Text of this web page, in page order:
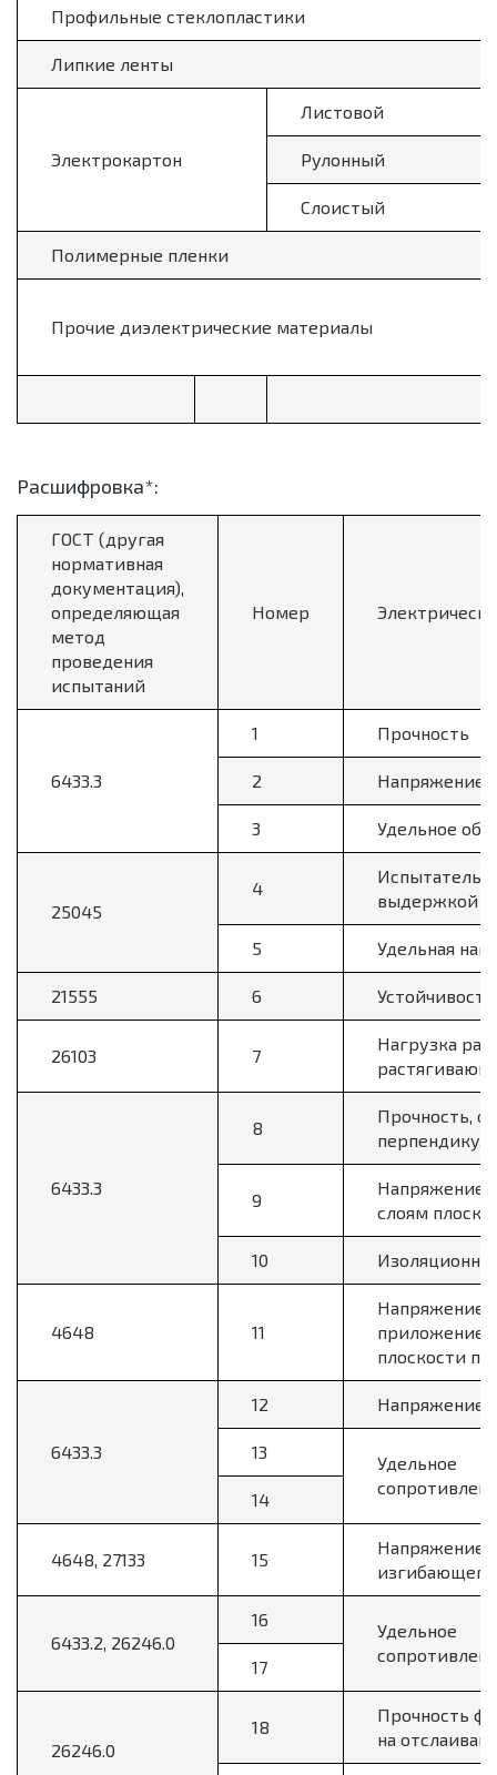
Профильные стеклопластики
Липкие ленты
Электрокартон
Листовой
Рулонный
Слоистый
Полимерные пленки
Прочие диэлектрические материалы
Расшифровка*:
ГОСТ (другая
нормативная
документация),
определяющая
метод
проведения
испытаний
Номер
6433.3
1 Прочность
2 Напряжение
3 Удельное
25045
4
выдержкой
5 Удельная
21555 6
26103 7
Нагрузка
6433.3
8
Прочность,
9
Напряжение
слоям
10
4648 11
Напряжение
плоскости
6433.3
12 Напряжение
13
Удельное
14
4648, 27133 15
Напряжение
6433.2, 26246.0
16
Удельное
17
26246.0
18
Прочность
на